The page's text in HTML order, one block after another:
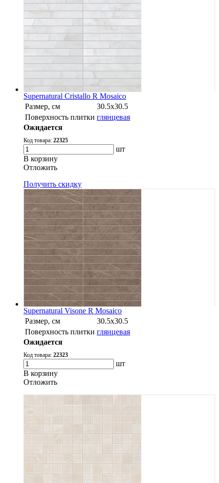
Supernatural Cristallo R Mosaico
Размер, см
30.5х30.5
Поверхность плитки глянцевая
Ожидается
Код товара: 22325
шт
В корзину
Oтложить
Получить скидку
Supernatural Visone R Mosaico
Размер, см
30.5х30.5
Поверхность плитки глянцевая
Ожидается
Код товара: 22323
шт
В корзину
Oтложить